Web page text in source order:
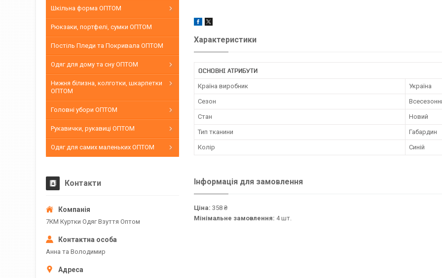
Характеристики
ОСНОВНІ АТРИБУТИ
Країна виробник Україна
Сезон
Стан Новий
Тип тканини Габардин
Колір Синій
Інформація для замовлення
Ціна: 358 ₴
Мінімальне замовлення: 4 шт.
Шкільна форма ОПТОМ
Рюкзаки, портфелі, сумки ОПТОМ
Постіль Пледи та Покривала ОПТОМ
Одяг для дому та сну ОПТОМ
Нижня білизна, колготки, шкарпетки
ОПТОМ
Головні убори ОПТОМ
Рукавички, рукавиці ОПТОМ
Одяг для самих маленьких ОПТОМ
Контакти
7КМ Куртки Одяг Взуття Оптом
Анна та Володимир